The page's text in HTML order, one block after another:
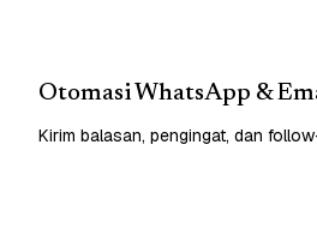
Otomasi WhatsApp &
Kirim balasan, pengingat, dan